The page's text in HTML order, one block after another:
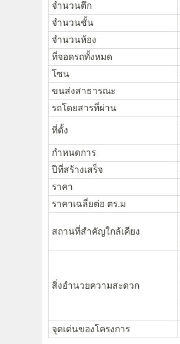
จำนวนตึก
จำนวนชั้น
จำนวนห้อง
ที่จอดรถทั้งหมด
โซน
ขนส่งสาธารณะ
รถโดยสารที่ผ่าน
ที่ตั้ง
กำหนดการ
ปีที่สร้างเสร็จ
ราคา
ราคาเฉลี่ยต่อ ตร.ม
สถานที่สำคัญใกล้เคียง
สิ่งอำนวยความสะดวก
จุดเด่นของโครงการ